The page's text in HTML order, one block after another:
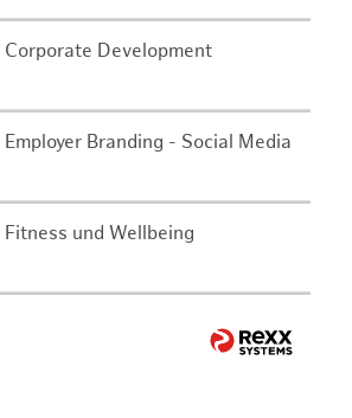
Development
Branding - Social Media
und Wellbeing